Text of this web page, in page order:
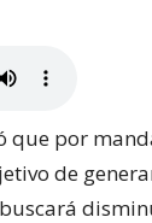
que por
de